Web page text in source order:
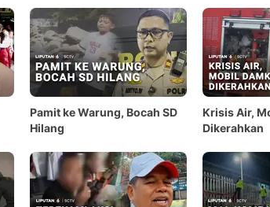
Pamit ke Warung, Bocah SD
Hilang
Krisis Air,
Dikerahkan